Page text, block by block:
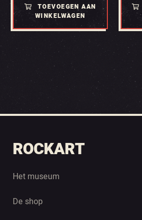
TOEVOEGEN AAN
WINKELWAGEN
ROCKART
Het museum
De shop